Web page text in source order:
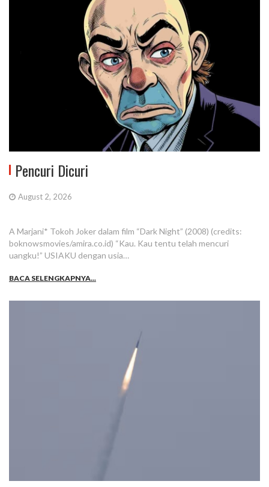
Pencuri Dicuri
August 2, 2026
A Marjani* Tokoh Joker dalam film “Dark Night” (2008) (credits:
boknowsmovies/amira.co.id) “Kau. Kau tentu telah mencuri
uangku!” USIAKU dengan usia…
BACA SELENGKAPNYA...